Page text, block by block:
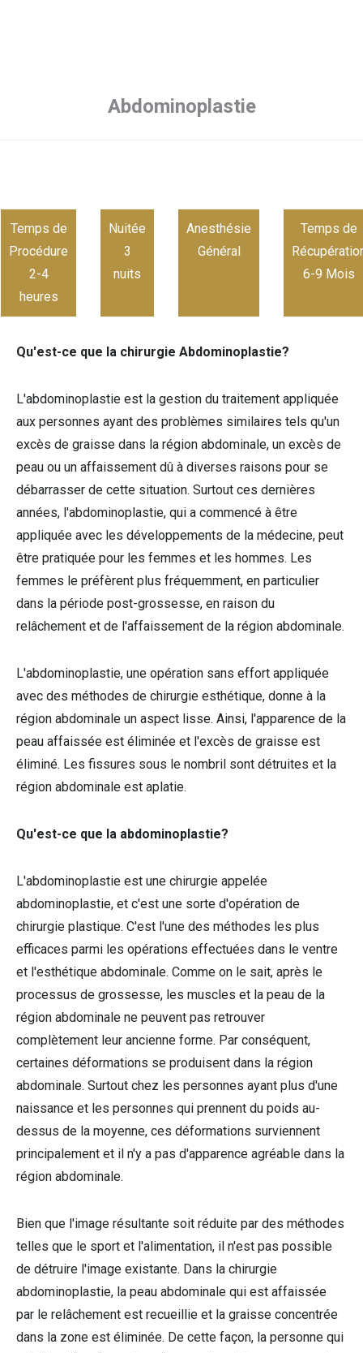
Abdominoplastie
Temps de
Procédure
2-4
heures
Nuitée
3
nuits
Anesthésie
Général
Temps de
6-9 Mois
Qu'est-ce que la chirurgie Abdominoplastie?
L'abdominoplastie est la gestion du traitement appliquée
aux personnes ayant des problèmes similaires tels qu'un
excès de graisse dans la région abdominale, un excès de
peau ou un affaissement dû à diverses raisons pour se
débarrasser de cette situation. Surtout ces dernières
années, l'abdominoplastie, qui a commencé à être
appliquée avec les développements de la médecine, peut
être pratiquée pour les femmes et les hommes. Les
femmes le préfèrent plus fréquemment, en particulier
dans la période post-grossesse, en raison du
relâchement et de l'affaissement de la région abdominale.
L'abdominoplastie, une opération sans effort appliquée
avec des méthodes de chirurgie esthétique, donne à la
région abdominale un aspect lisse. Ainsi, l'apparence de la
peau affaissée est éliminée et l'excès de graisse est
éliminé. Les fissures sous le nombril sont détruites et la
région abdominale est aplatie.
Qu'est-ce que la abdominoplastie?
L'abdominoplastie est une chirurgie appelée
abdominoplastie, et c'est une sorte d'opération de
chirurgie plastique. C'est l'une des méthodes les plus
efficaces parmi les opérations effectuées dans le ventre
et l'esthétique abdominale. Comme on le sait, après le
processus de grossesse, les muscles et la peau de la
région abdominale ne peuvent pas retrouver
complètement leur ancienne forme. Par conséquent,
certaines déformations se produisent dans la région
abdominale. Surtout chez les personnes ayant plus d'une
naissance et les personnes qui prennent du poids au-
dessus de la moyenne, ces déformations surviennent
principalement et il n'y a pas d'apparence agréable dans la
région abdominale.
Bien que l'image résultante soit réduite par des méthodes
telles que le sport et l'alimentation, il n'est pas possible
de détruire l'image existante. Dans la chirurgie
abdominoplastie, la peau abdominale qui est affaissée
par le relâchement est recueillie et la graisse concentrée
dans la zone est éliminée. De cette façon, la personne qui